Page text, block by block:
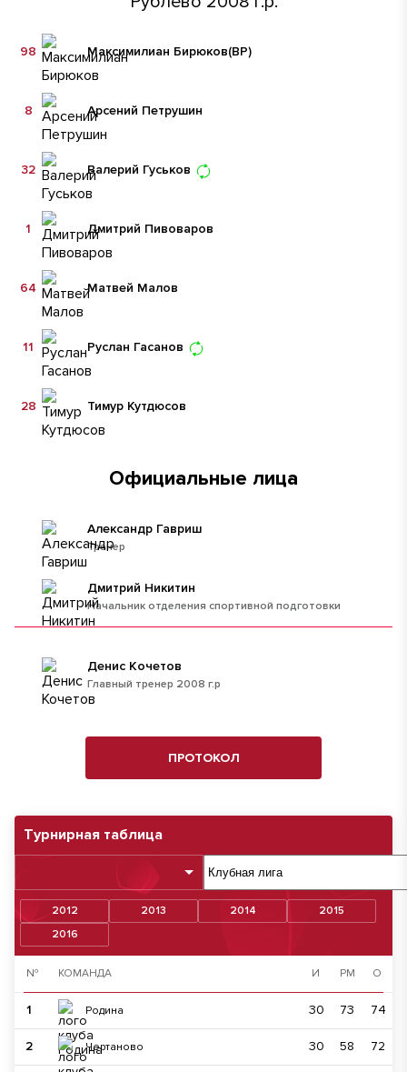
Турнирная таблица
2012 2013 2014
2015
2016
№ КОМАНДА И РМ О
1 Родина 30 73 74
2 Чертаново 30 58 72
Максимилиан Бирюков(ВР)
98
Арсений Петрушин
8
Валерий Гуськов
32
Дмитрий Пивоваров
1
Матвей Малов
64
Руслан Гасанов
11
Тимур Кутдюсов
28
Официальные лица
Тренер
Александр Гавриш
Начальник отделения спортивной подготовки
Дмитрий Никитин
Главный тренер 2008 г.р
Денис Кочетов
ПРОТОКОЛ